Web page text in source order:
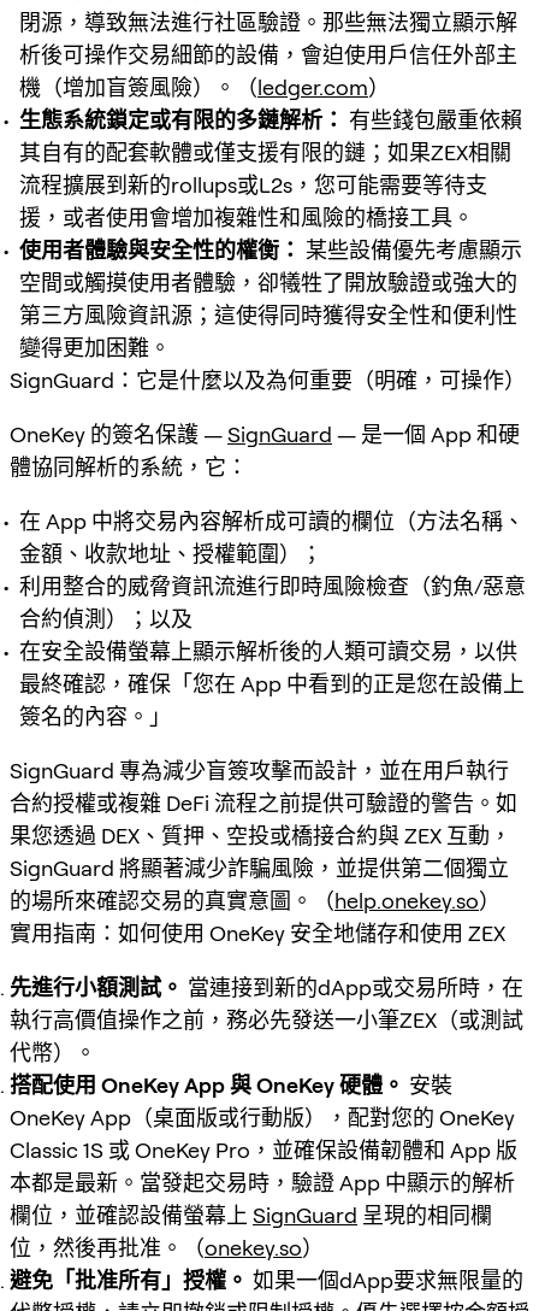
閉源，導致無法進行社區驗證。那些無法獨立顯示解
析後可操作交易細節的設備，會迫使用戶信任外部主
機（增加盲簽風險）。（ledger.com）
生態系統鎖定或有限的多鏈解析： 有些錢包嚴重依賴
其自有的配套軟體或僅支援有限的鏈；如果ZEX相關
流程擴展到新的rollups或L2s，您可能需要等待支
援，或者使用會增加複雜性和風險的橋接工具。
使用者體驗與安全性的權衡： 某些設備優先考慮顯示
空間或觸摸使用者體驗，卻犧牲了開放驗證或強大的
第三方風險資訊源；這使得同時獲得安全性和便利性
變得更加困難。
SignGuard：它是什麼以及為何重要（明確，可操作）
OneKey 的簽名保護 —SignGuard — 是一個 App 和硬
體協同解析的系統，它：
在 App 中將交易內容解析成可讀的欄位（方法名稱、
金額、收款地址、授權範圍）；
利用整合的威脅資訊流進行即時風險檢查（釣魚/惡意
合約偵測）；以及
在安全設備螢幕上顯示解析後的人類可讀交易，以供
最終確認，確保「您在 App 中看到的正是您在設備上
簽名的內容。」
SignGuard 專為減少盲簽攻擊而設計，並在用戶執行
合約授權或複雜 DeFi 流程之前提供可驗證的警告。如
果您透過 DEX、質押、空投或橋接合約與 ZEX 互動，
SignGuard 將顯著減少詐騙風險，並提供第二個獨立
的場所來確認交易的真實意圖。（help.onekey.so）
實用指南：如何使用 OneKey 安全地儲存和使用 ZEX
先進行小額測試。 當連接到新的dApp或交易所時，在
執行高價值操作之前，務必先發送一小筆ZEX（或測試
代幣）。
搭配使用 OneKey App 與 OneKey 硬體。 安裝
OneKey App（桌面版或行動版），配對您的 OneKey
Classic 1S 或 OneKey Pro，並確保設備韌體和 App 版
本都是最新。當發起交易時，驗證 App 中顯示的解析
欄位，並確認設備螢幕上 SignGuard 呈現的相同欄
位，然後再批准。（onekey.so）
避免「批准所有」授權。 如果一個dApp要求無限量的